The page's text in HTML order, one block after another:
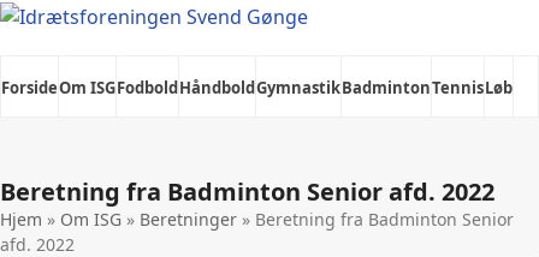
Skip
ForsideOm ISGFodboldHåndboldGymnastikBadmintonTennisLøb
Beretning fra Badminton Senior afd. 2022
Hjem » Om ISG » Beretninger » Beretning fra Badminton Senior
afd. 2022